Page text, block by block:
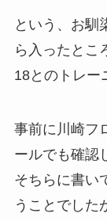
という、お馴
ら入ったとこ
18とのトレー
事前に川崎フ
ールでも確認
そちらに書い
うことでした